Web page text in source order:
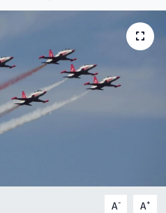
A- A+